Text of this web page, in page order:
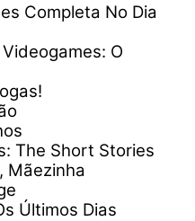
Completa No Dia
O
The Short Stories
Mãezinha
Últimos Dias